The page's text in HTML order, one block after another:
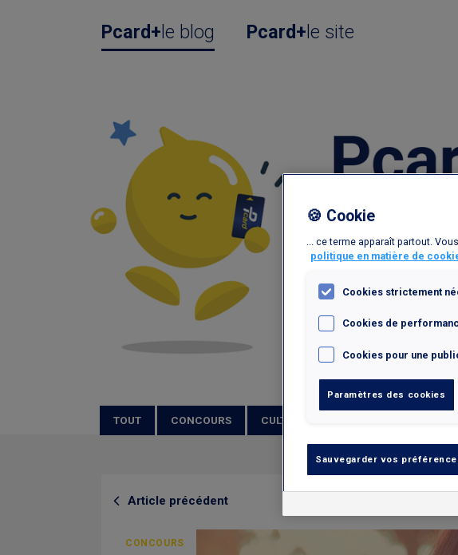
Pcard+ le blog Pcard+ le site
TOUT CONCOURS CULTURE
Article précédent
CONCOURS
🍪 Cookie
... ce terme apparaît partout.
politique en matière de
Cookies strictement
Cookies de
Cookies pour une
Paramètres des cookies
Sauvegarder vos